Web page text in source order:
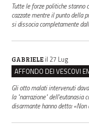
Tutte le forze politiche stanno
cazzate mentre il punto della
si dissocia completamente
GABRIELE il 27 Lug
Gli otto malati intervenuti
la "narrazione" dell'eutanasia
disarmante hanno detto: